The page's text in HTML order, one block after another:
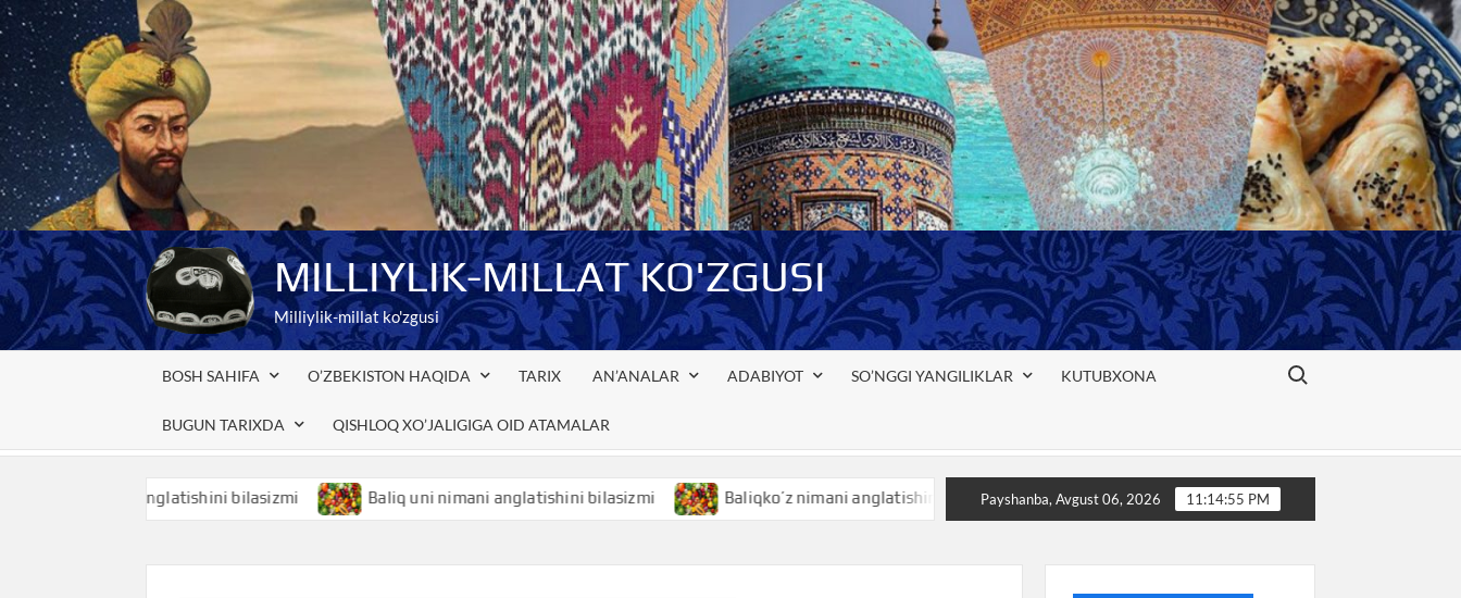
Skip
to
content
MILLIYLIK-MILLAT KO'ZGUSI
Milliylik-millat ko'zgusi
BOSH SAHIFA O’ZBEKISTON HAQIDA TARIX AN’ANALAR ADABIYOT SO’NGGI YANGILIKLAR KUTUBXONA
BUGUN TARIXDA QISHLOQ XO’JALIGIGA OID ATAMALAR
Search for:
nimani anglatishini bilasizmi Baliq uni nimani anglatishini bilasizmi Baliqko’z nimani anglatishini bilasizmi Baliq nimani anglatishini bilasizmi
Payshanba, Avgust 06, 2026 11:14:56 PM